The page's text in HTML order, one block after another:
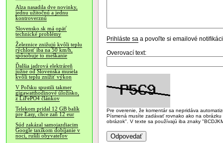
Alza nasadila dve novinky,
jednu užitočnú a jednu
kontroverznú
Slovensko.sk má opäť
technické problémy
Železnice znižujú kvôli teplu
rýchlosť iba na 50 km/h,
spôsobuje to meškanie
Ďalšia jadrová elektráreň
južne od Slovenska musela
kvôli teplu znížiť výkon
V Poľsku spustili takmer
gigawatthodinové úložisko,
z LiFePO4 článkov
Telekom pridal 12 GB balík
pre Easy, chce zaň 12 eur
Súd zakázal samojazdiacim
Google taxíkom dobíjanie v
noci, rušili obyvateľov
Prihláste sa a povoľte si emailové
Overovací text:
Pre overenie, že komentár sa nepridáva
Písmená musíte zadávať rovnako ako na
obrázok". V texte sa používajú iba znaky